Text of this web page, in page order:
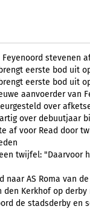
Feyenoord stevenen
eerste bod uit
eerste bod uit
aanvoerder van
over
over debuutjaar
af voor Read door
twijfel: "Daarvoor
naar AS Roma van
den Kerkhof op
de stadsderby en